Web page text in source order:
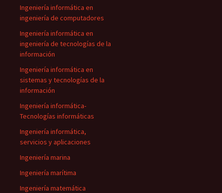
Ingeniería informática en
ingeniería de computadores
Ingeniería informática en
ingeniería de tecnologías de la
información
Ingeniería informática en
sistemas y tecnologías de la
información
Ingeniería informática-
Tecnologías informáticas
Ingeniería informática,
servicios y aplicaciones
Ingeniería marina
Ingeniería marítima
Ingeniería matemática